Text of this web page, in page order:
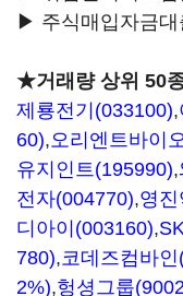
▶ 주식매입자금대
★거래량 상위 50
제룡전기(033100),
60),오리엔트바이
유지인트(195990),
전자(004770),영
디아이(003160),
780),코데즈컴바
2%),헝셩그룹